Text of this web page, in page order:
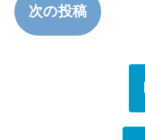
次の投稿